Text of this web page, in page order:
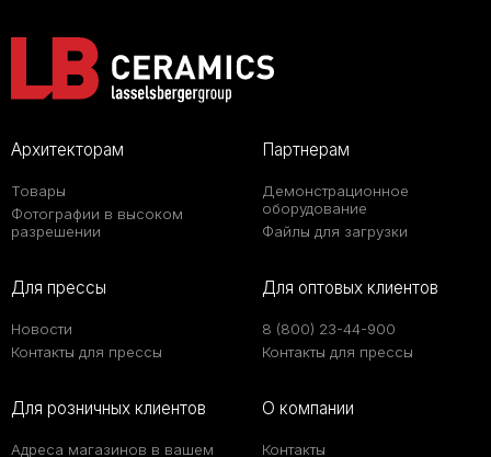
Архитекторам
Товары
Фотографии в высоком
разрешении
Партнерам
Демонстрационное
оборудование
Файлы для загрузки
Для прессы
Новости
Контакты для прессы
Для оптовых клиентов
8 (800) 23-44-900
Контакты для прессы
Для розничных клиентов
Адреса магазинов в вашем
О компании
Контакты